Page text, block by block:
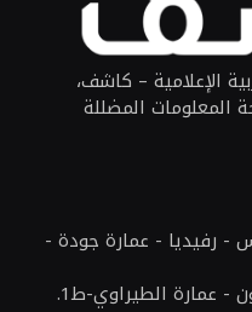
الإعلامية – كاشف،
المضللة
- رفيديا - عمارة جودة -
- عمارة الطيراوي-ط1.